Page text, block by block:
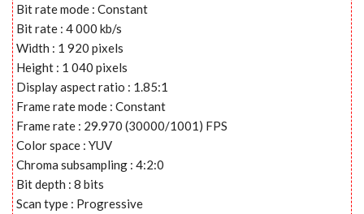
Bit rate mode : Constant
Bit rate : 4 000 kb/s
Width : 1 920 pixels
Height : 1 040 pixels
Display aspect ratio : 1.85:1
Frame rate mode : Constant
Frame rate : 29.970 (30000/1001) FPS
Color space : YUV
Chroma subsampling : 4:2:0
Bit depth : 8 bits
Scan type : Progressive